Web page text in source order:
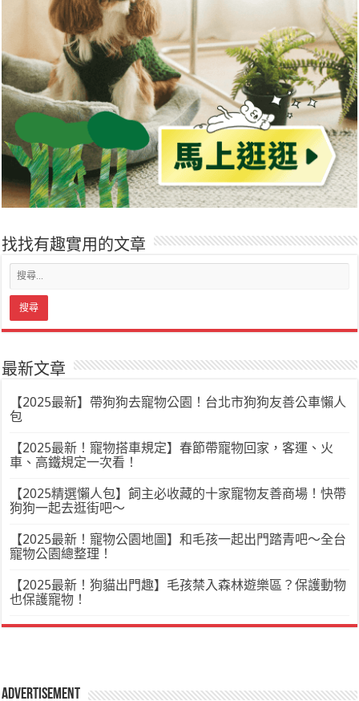
找找有趣實用的文章
最新文章
【2025最新】帶狗狗去寵物公園！台北市狗狗友善公車懶人
包
【2025最新！寵物搭車規定】春節帶寵物回家，客運、火
車、高鐵規定一次看！
【2025精選懶人包】飼主必收藏的十家寵物友善商場！快帶
狗狗一起去逛街吧～
【2025最新！寵物公園地圖】和毛孩一起出門踏青吧～全台
寵物公園總整理！
【2025最新！狗貓出門趣】毛孩禁入森林遊樂區？保護動物
也保護寵物！
Advertisement